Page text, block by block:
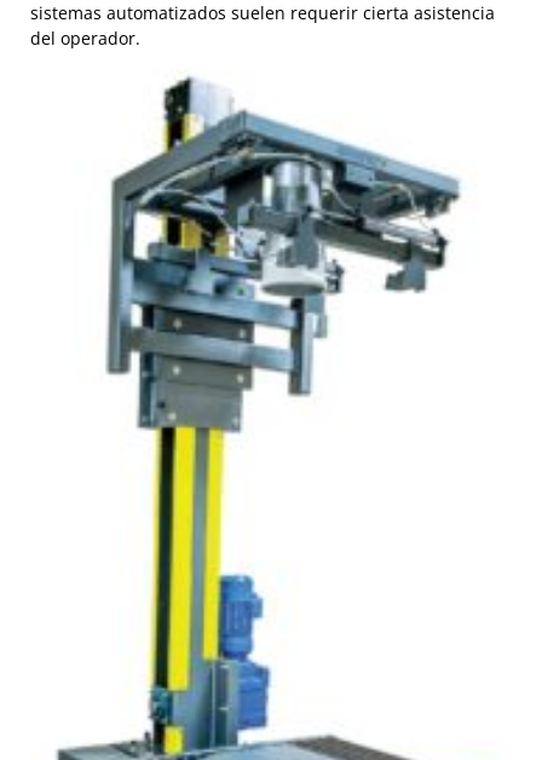
sistemas automatizados suelen requerir cierta asistencia
del operador.